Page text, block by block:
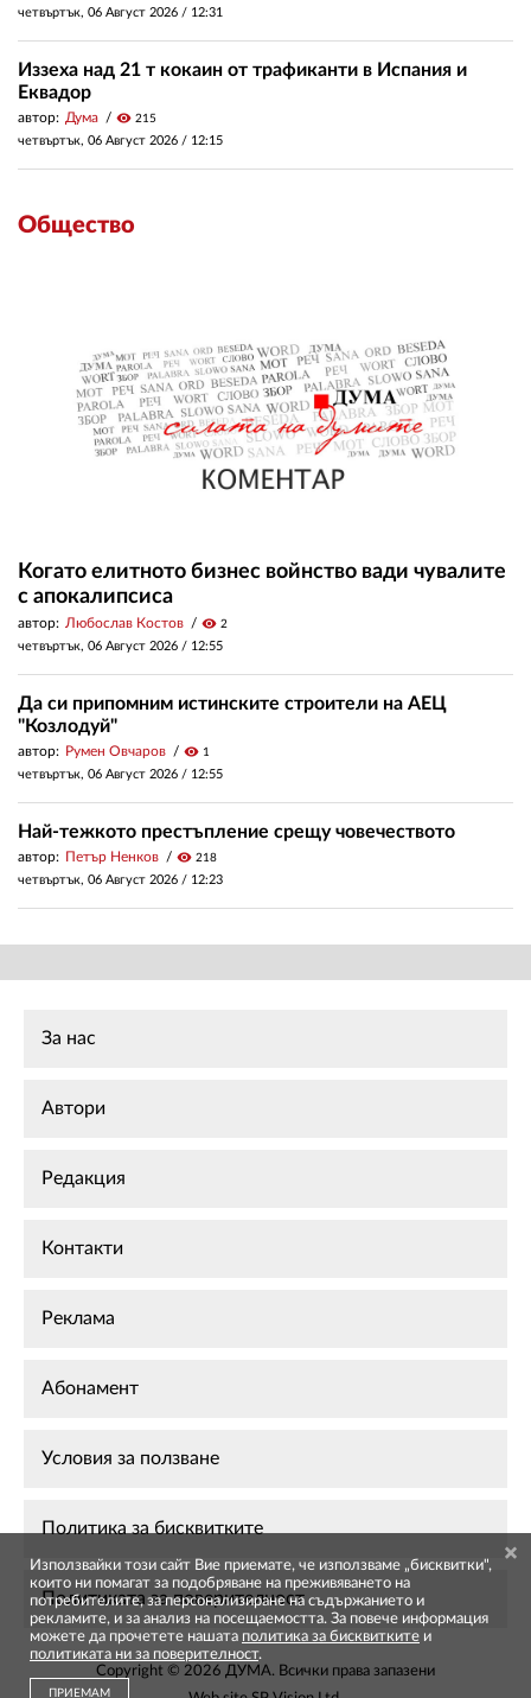
четвъртък, 06 Август 2026 / 12:31
Иззеха над 21 т кокаин от трафиканти в Испания и
Еквадор
автор: Дума visibility 215
четвъртък, 06 Август 2026 / 12:15
Общество
Когато елитното бизнес войнство вади чувалите
с апокалипсиса
автор: Любослав Костов visibility 2
четвъртък, 06 Август 2026 / 12:55
Да си припомним истинските строители на АЕЦ
"Козлодуй"
автор: Румен Овчаров visibility 1
четвъртък, 06 Август 2026 / 12:55
Най-тежкото престъпление срещу човечеството
автор: Петър Ненков visibility 218
четвъртък, 06 Август 2026 / 12:23
За нас
Автори
Редакция
Контакти
Реклама
Абонамент
Условия за ползване
Политика за бисквитките
Политиката за поверителност
Copyright © 2026 ДУМА. Всички права запазени
Използвайки този сайт Вие приемате, че използваме „бисквитки",
които ни помагат за подобряване на преживяването на
потребителите, за персонализиране на съдържанието и
рекламите, и за анализ на посещаемостта. За повече информация
можете да прочетете нашата политика за бисквитките и
политиката ни за поверителност.
ПРИЕМАМ